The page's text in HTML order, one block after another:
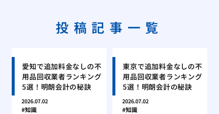
投稿記事一覧
愛知で追加料金なしの不
用品回収業者ランキング
5選！明朗会計の秘訣
2026.07.02
知識
東京で追加料金なしの不
用品回収業者ランキング
5選！明朗会計の秘訣
2026.07.02
知識